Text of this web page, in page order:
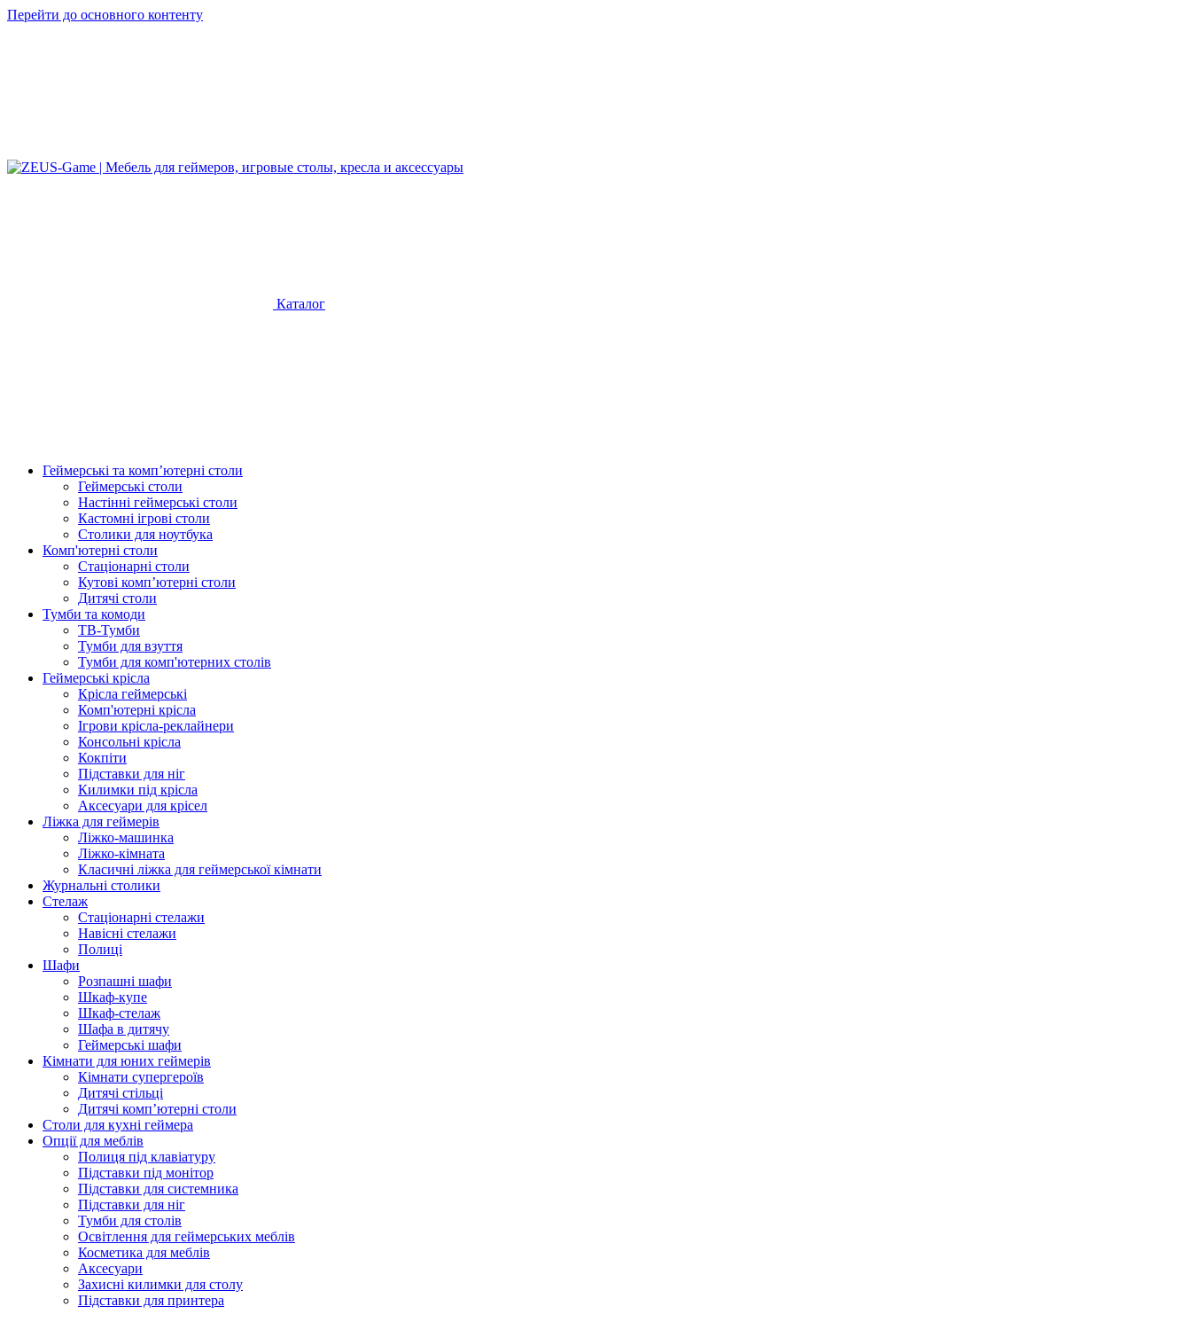
Перейти до основного контенту
Каталог
Геймерські та комп’ютерні столи
Геймерські столи
Настінні геймерські столи
Кастомні ігрові столи
Столики для ноутбука
Комп'ютерні столи
Стаціонарні столи
Кутові комп’ютерні столи
Дитячі столи
Тумби та комоди
ТВ-Тумби
Тумби для взуття
Тумби для комп'ютерних столів
Геймерські крісла
Крісла геймерські
Комп'ютерні крісла
Ігрови крісла-реклайнери
Консольні крісла
Кокпіти
Підставки для ніг
Килимки під крісла
Аксесуари для крісел
Ліжка для геймерів
Ліжко-машинка
Ліжко-кімната
Класичні ліжка для геймерської кімнати
Журнальні столики
Стелаж
Стаціонарні стелажи
Навісні стелажи
Полиці
Шафи
Розпашні шафи
Шкаф-купе
Шкаф-стелаж
Шафа в дитячу
Геймерські шафи
Кімнати для юних геймерів
Кімнати супергероїв
Дитячі стільці
Дитячі комп’ютерні столи
Столи для кухні геймера
Опції для меблів
Полиця під клавіатуру
Підставки під монітор
Підставки для системника
Підставки для ніг
Тумби для столів
Освітлення для геймерських меблів
Косметика для меблів
Аксесуари
Захисні килимки для столу
Підставки для принтера